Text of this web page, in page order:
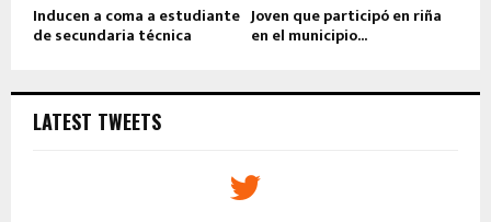
Inducen a coma a estudiante
de secundaria técnica
Joven que participó en riña
en el municipio...
LATEST TWEETS